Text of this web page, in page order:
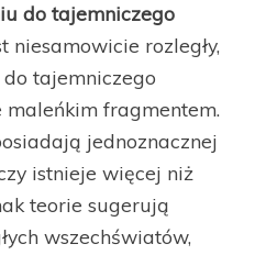
do tajemniczego
niesamowicie rozległy,
tajemniczego
fragmentem.
jednoznacznej
istnieje więcej niż
teorie sugerują
wszechświatów,